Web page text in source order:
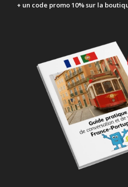
+ un code promo 10% sur la